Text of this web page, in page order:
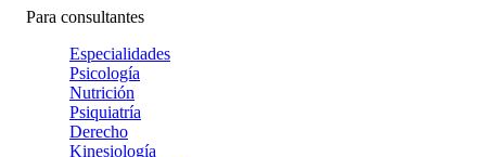
Para consultantes
Especialidades
Psicología
Nutrición
Psiquiatría
Derecho
Kinesiología